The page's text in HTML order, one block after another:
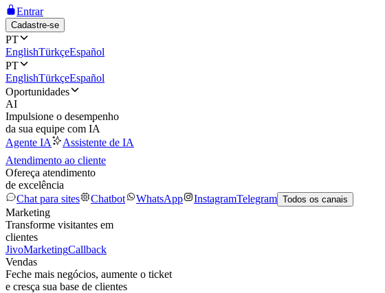
Entrar
Cadastre-se
PT
EnglishTürkçeEspañol
PT
EnglishTürkçeEspañol
Oportunidades
AI
Impulsione o desempenho
da sua equipe com IA
Agente IA
Assistente de IA
Atendimento ao cliente
Ofereça atendimento
de excelência
Chat para sites
Chatbot WhatsApp InstagramTelegram Todos os canais
Marketing
Transforme visitantes em
clientes
JivoMarketingCallback
Vendas
Feche mais negócios, aumente o ticket
e cresça sua base de clientes